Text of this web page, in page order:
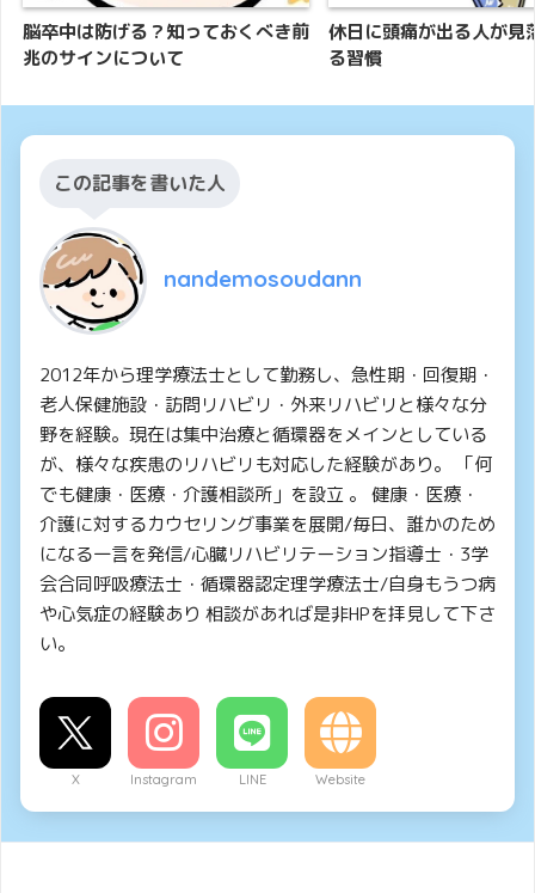
脳卒中は防げる？知っておくべき前
兆のサインについて
休日に頭痛が出る人が見
る習慣
この記事を書いた人
nandemosoudann
2012年から理学療法士として勤務し、急性期・回復期・
老人保健施設・訪問リハビリ・外来リハビリと様々な分
野を経験。現在は集中治療と循環器をメインとしている
が、様々な疾患のリハビリも対応した経験があり。 「何
でも健康・医療・介護相談所」を設立 。 健康・医療・
介護に対するカウセリング事業を展開/毎日、誰かのため
になる一言を発信/心臓リハビリテーション指導士・3学
会合同呼吸療法士・循環器認定理学療法士/自身もうつ病
や心気症の経験あり 相談があれば是非HPを拝見して下さ
い。
X Instagram LINE Website